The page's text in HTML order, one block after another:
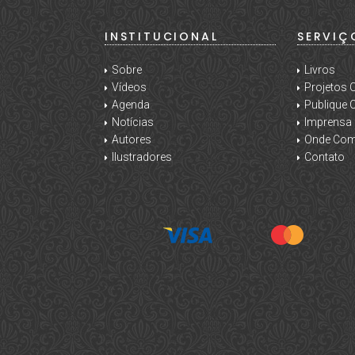
INSTITUCIONAL
Sobre
Vídeos
Agenda
Notícias
Autores
Ilustradores
Livros
Projetos
Publique
Imprensa
Onde
Contato